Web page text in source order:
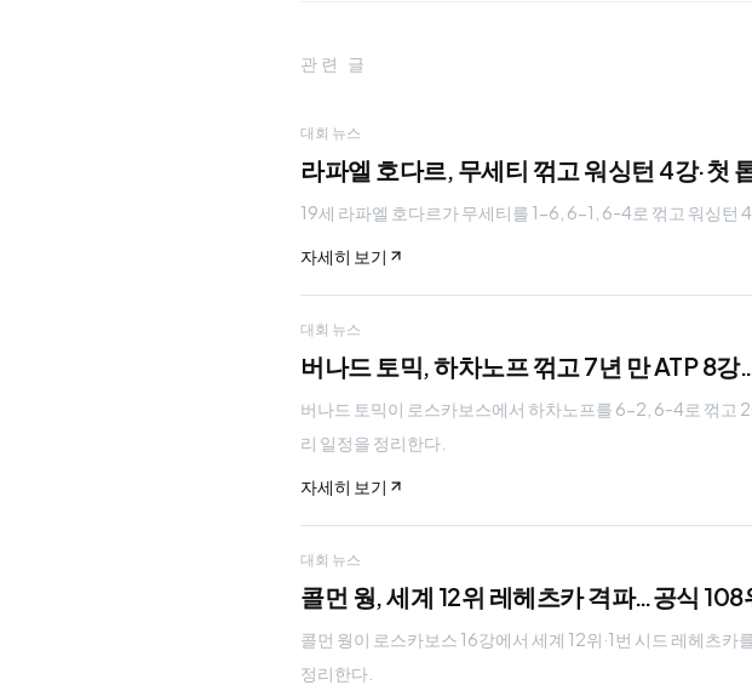
관련 글
대회 뉴스
라파엘 호다르, 무세티 꺾고 워싱턴 4강·첫
19세 라파엘 호다르가 무세티를 1-6, 6-1, 6-4로 꺾고 워싱턴
자세히 보기
대회 뉴스
버나드 토믹, 하차노프 꺾고 7년 만 ATP 8
버나드 토믹이 로스카보스에서 하차노프를 6-2, 6-4로 꺾고
리 일정을 정리한다.
자세히 보기
대회 뉴스
콜먼 웡, 세계 12위 레헤츠카 격파…공식
콜먼 웡이 로스카보스 16강에서 세계 12위·1번 시드 레헤츠
정리한다.